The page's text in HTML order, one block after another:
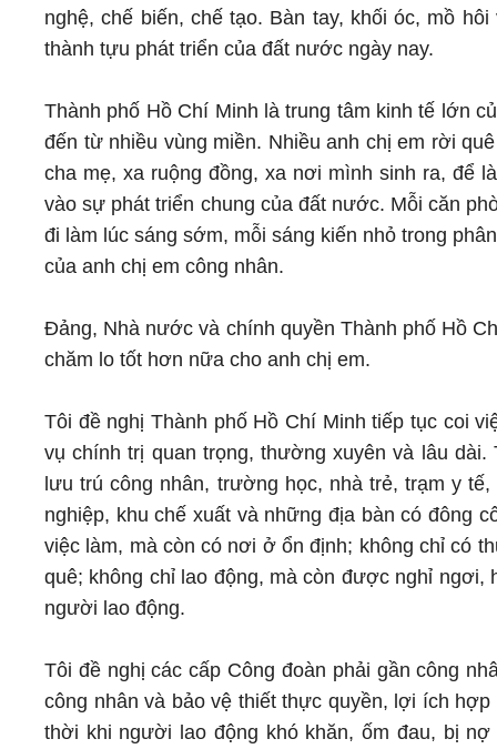
nghệ, chế biến, chế tạo. Bàn tay, khối óc, mồ
thành tựu phát triển của đất nước ngày nay.
Thành phố Hồ Chí Minh là trung tâm kinh tế lớn
đến từ nhiều vùng miền. Nhiều anh chị em rời
cha mẹ, xa ruộng đồng, xa nơi mình sinh ra, để
vào sự phát triển chung của đất nước. Mỗi căn
đi làm lúc sáng sớm, mỗi sáng kiến nhỏ trong
của anh chị em công nhân.
Đảng, Nhà nước và chính quyền Thành phố Hồ
chăm lo tốt hơn nữa cho anh chị em.
Tôi đề nghị Thành phố Hồ Chí Minh tiếp tục coi
vụ chính trị quan trọng, thường xuyên và lâu
lưu trú công nhân, trường học, nhà trẻ, trạm y
nghiệp, khu chế xuất và những địa bàn có đông
việc làm, mà còn có nơi ở ổn định; không chỉ có
quê; không chỉ lao động, mà còn được nghỉ
người lao động.
Tôi đề nghị các cấp Công đoàn phải gần công
công nhân và bảo vệ thiết thực quyền, lợi ích
thời khi người lao động khó khăn, ốm đau, bị